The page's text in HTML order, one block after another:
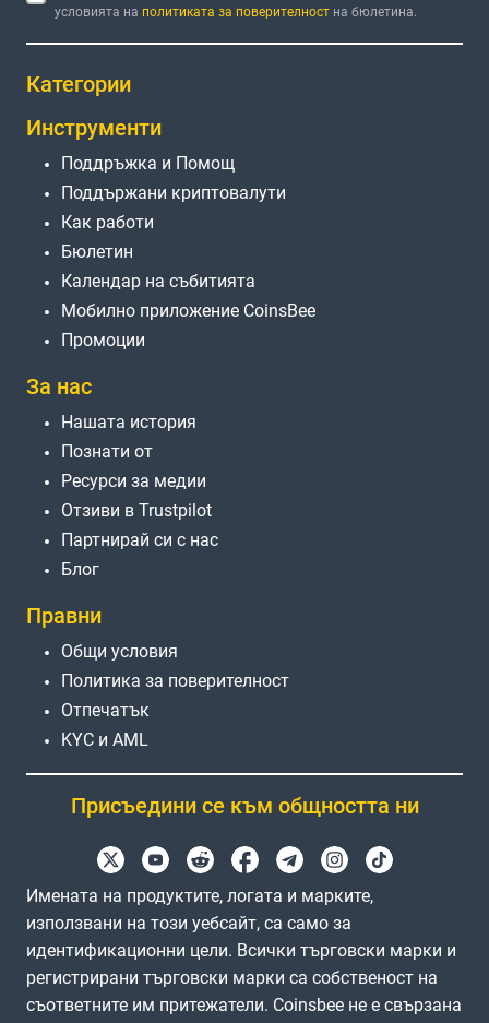
условията на политиката за поверителност на бюлетина.
Категории
Инструменти
Поддръжка и Помощ
Поддържани криптовалути
Как работи
Бюлетин
Календар на събитията
Мобилно приложение CoinsBee
Промоции
За нас
Нашата история
Познати от
Ресурси за медии
Отзиви в Trustpilot
Партнирай си с нас
Блог
Правни
Общи условия
Политика за поверителност
Отпечатък
KYC и AML
Присъедини се към общността ни
Имената на продуктите, логата и марките,
използвани на този уебсайт, са само за
идентификационни цели. Всички търговски марки и
регистрирани търговски марки са собственост на
съответните им притежатели. Coinsbee не е свързана